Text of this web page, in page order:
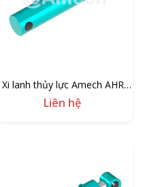
Xi lanh thủy lực Amech AHR-
2P-90/50
Liên hệ